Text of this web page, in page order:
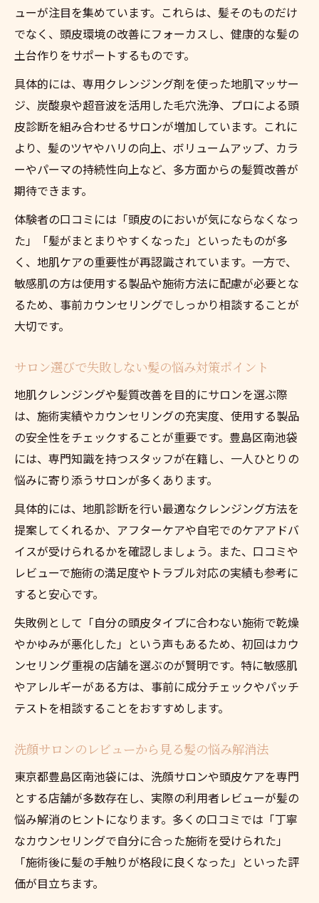
髪の悩みを解消する今注目の地肌ケア方法
髪質改善に特化したトレンドケアの実態
最新レビューから見る髪の悩み対策の進化
髪の悩みをサロンで相談するポイント紹介
ヘッドスパによる髪の悩みケアの最新情報
自分に合う地肌クレンジングの選び方ガイド
髪の悩み別に選ぶ地肌クレンジングの方法
レビュー活用で失敗しないサロン選び手順
髪質と悩みに合わせた地肌ケアの選び方
メンズや女性も満足の髪の悩み対策を解説
ューが注目を集めています。これらは、髪そのものだけ
でなく、頭皮環境の改善にフォーカスし、健康的な髪の
土台作りをサポートするものです。
具体的には、専用クレンジング剤を使った地肌マッサー
ジ、炭酸泉や超音波を活用した毛穴洗浄、プロによる頭
皮診断を組み合わせるサロンが増加しています。これに
より、髪のツヤやハリの向上、ボリュームアップ、カラ
ーやパーマの持続性向上など、多方面からの髪質改善が
期待できます。
体験者の口コミには「頭皮のにおいが気にならなくなっ
た」「髪がまとまりやすくなった」といったものが多
く、地肌ケアの重要性が再認識されています。一方で、
敏感肌の方は使用する製品や施術方法に配慮が必要とな
るため、事前カウンセリングでしっかり相談することが
大切です。
サロン選びで失敗しない髪の悩み対策ポイント
地肌クレンジングや髪質改善を目的にサロンを選ぶ際
は、施術実績やカウンセリングの充実度、使用する製品
の安全性をチェックすることが重要です。豊島区南池袋
には、専門知識を持つスタッフが在籍し、一人ひとりの
悩みに寄り添うサロンが多くあります。
具体的には、地肌診断を行い最適なクレンジング方法を
提案してくれるか、アフターケアや自宅でのケアアドバ
イスが受けられるかを確認しましょう。また、口コミや
レビューで施術の満足度やトラブル対応の実績も参考に
すると安心です。
失敗例として「自分の頭皮タイプに合わない施術で乾燥
やかゆみが悪化した」という声もあるため、初回はカウ
ンセリング重視の店舗を選ぶのが賢明です。特に敏感肌
やアレルギーがある方は、事前に成分チェックやパッチ
テストを相談することをおすすめします。
洗顔サロンのレビューから見る髪の悩み解消法
東京都豊島区南池袋には、洗顔サロンや頭皮ケアを専門
とする店舗が多数存在し、実際の利用者レビューが髪の
悩み解消のヒントになります。多くの口コミでは「丁寧
なカウンセリングで自分に合った施術を受けられた」
「施術後に髪の手触りが格段に良くなった」といった評
価が目立ちます。